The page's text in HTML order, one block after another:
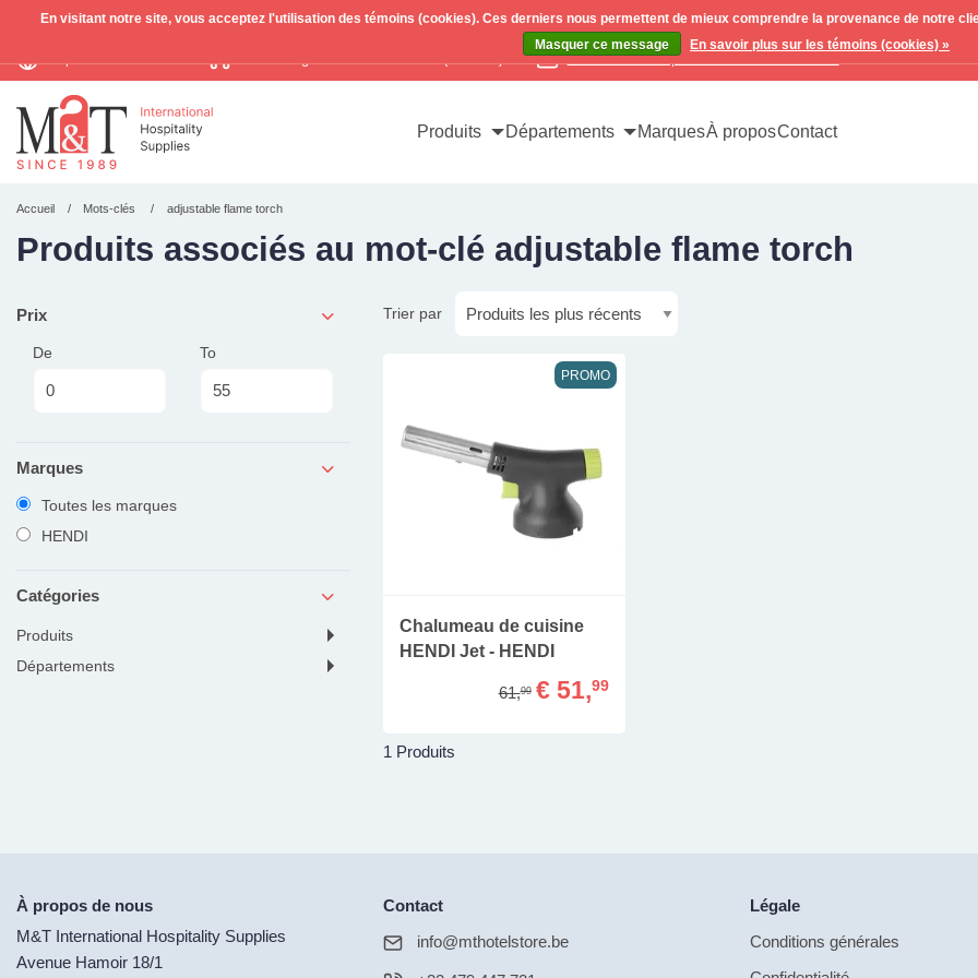
Contactez-nous pour toutes vos demandes
Produits Départements MarquesÀ proposContact
Accueil Mots-clés adjustable flame torch
Produits associés au mot-clé adjustable flame torch
Prix
De To
Marques
Toutes les marques
HENDI
Catégories
produits
départements
Trier par
PROMO
Chalumeau de cuisine
HENDI Jet - HENDI
61,99 € 51,99
1 Produits
À propos de nous
M&T International Hospitality Supplies
Avenue Hamoir 18/1
Contact
info@mthotelstore.be
Légale
Conditions générales
En visitant notre site, vous acceptez l'utilisation des témoins (cookies). Ces derniers nous permettent de mieux comprendre la provenance de notre
Masquer ce message
En savoir plus sur les témoins (cookies) »